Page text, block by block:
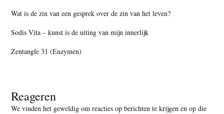
Wat is de zin van een gesprek over de zin van het leven?
Sodis Vita – kunst is de uiting van mijn innerlijk
Zentangle 31 (Enzymen)
Reageren
We vinden het geweldig om reacties op berichten te krijgen en op die